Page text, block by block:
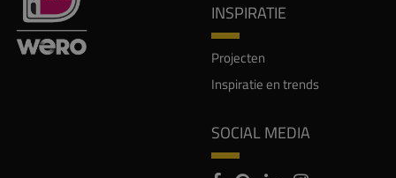
INSPIRATIE
Projecten
Inspiratie en trends
SOCIAL MEDIA